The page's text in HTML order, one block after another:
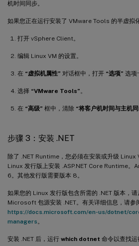
机时间同步。
如果您正在运行安装了 VMware Tools 的半虚拟
打开 vSphere Client。
编辑 Linux VM 的设置。
在 “虚拟机属性” 对话框中，打开 “选项” 选项
选择 “VMware Tools” 。
在 “高级” 框中，清除 “将客户机时间与主机
步骤 3：安装 .NET
除了 .NET Runtime，您必须在安装或升级 Linux
Linux 发行版上安装 .ASP.NET Core Runtime。
6。其他发行版需要版本 8。
如果您的 Linux 发行版包含所需的 .NET 版本，
Microsoft 包源安装 .NET。有关详细信息，请参
https://docs.microsoft.com/en-us/dotnet/
managers 。
安装 .NET 后，运行 which dotnet 命令以查找运